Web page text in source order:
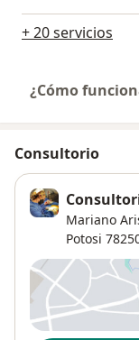
+ 20 servicios
¿Cómo
Consultorio
Mariano
Potosi